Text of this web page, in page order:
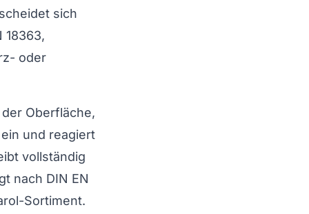
sich
18363,
oder
Oberfläche,
und reagiert
vollständig
nach DIN EN
Sortiment.